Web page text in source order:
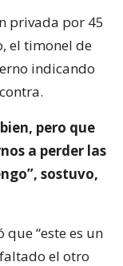
privada por 45
el timonel de
indicando
pero que
a perder las
sostuvo,
“este es un
el otro